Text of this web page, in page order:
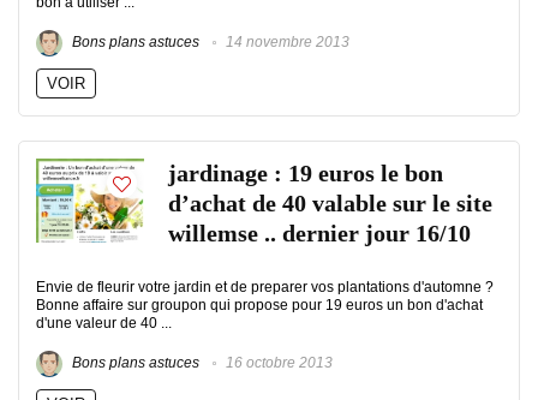
Bons plans astuces 14 novembre 2013
VOIR
jardinage : 19 euros le bon
d’achat de 40 valable sur le site
willemse .. dernier jour 16/10
Envie de fleurir votre jardin et de preparer vos plantations d'automne ?
Bonne affaire sur groupon qui propose pour 19 euros un bon d'achat
d'une valeur de 40 ...
Bons plans astuces 16 octobre 2013